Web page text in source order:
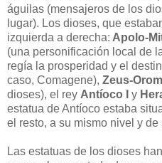
águilas (mensajeros de los
lugar). Los dioses, que
izquierda a derecha: Apolo-
(una personificación local de
regía la prosperidad y el
caso, Comagene), Zeus-
dioses), el rey Antíoco I y
estatua de Antíoco estaba
el resto, a su mismo nivel y de
Las estatuas de los dioses